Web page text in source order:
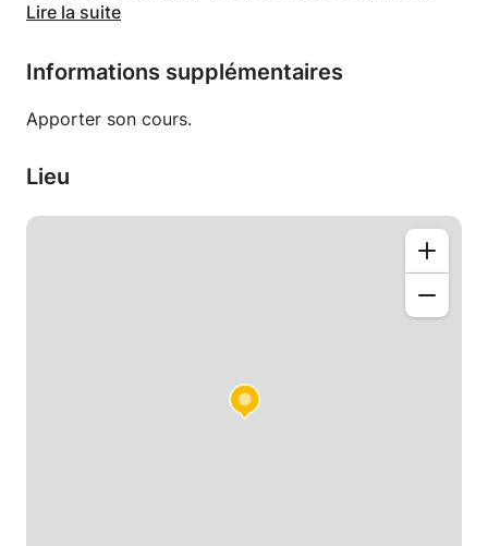
chez vous.
Si vous avez besoin de plus d'informations,
n'hésitez pas à me contacter !
Lire la suite
Informations supplémentaires
Apporter son cours.
Lieu